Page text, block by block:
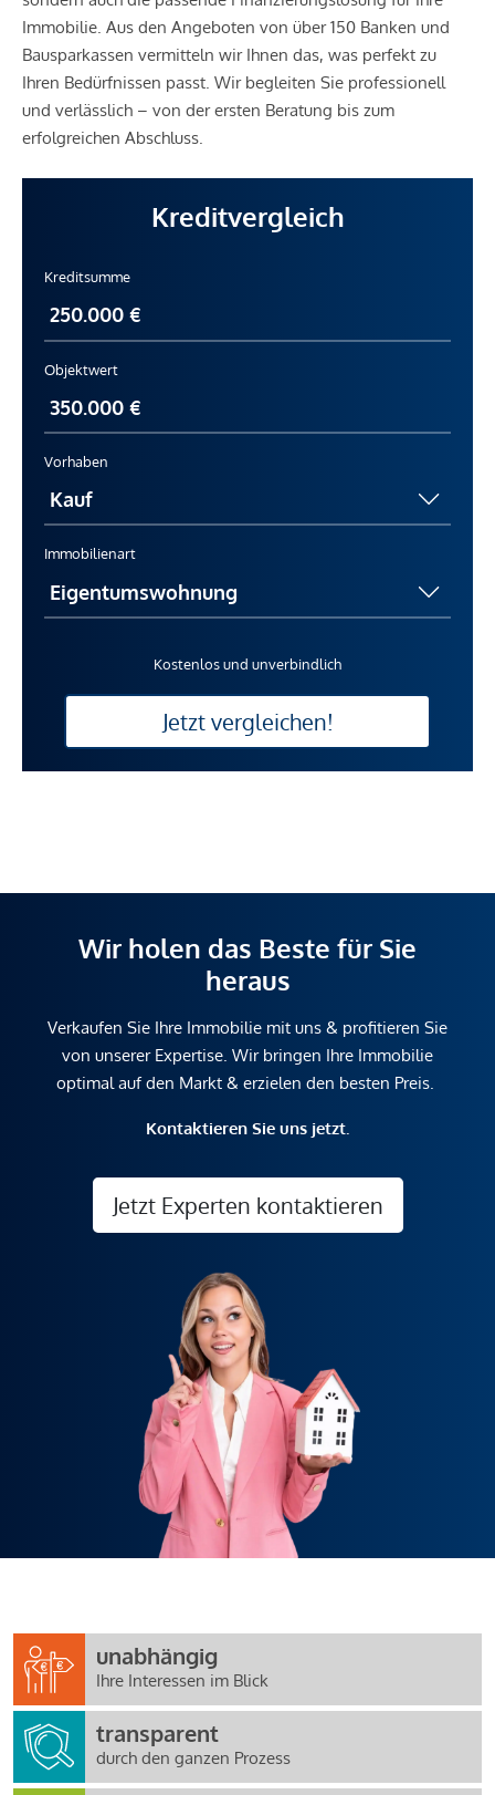
Immobilie. Aus den Angeboten von über 150 Banken und
Bausparkassen vermitteln wir Ihnen das, was perfekt zu
Ihren Bedürfnissen passt. Wir begleiten Sie professionell
und verlässlich – von der ersten Beratung bis zum
erfolgreichen Abschluss.
Kreditvergleich
Kreditsumme
Objektwert
Vorhaben
Immobilienart
Kostenlos und unverbindlich
Jetzt vergleichen!
Wir holen das Beste für Sie
heraus
Verkaufen Sie Ihre Immobilie mit uns & profitieren Sie
von unserer Expertise. Wir bringen Ihre Immobilie
optimal auf den Markt & erzielen den besten Preis.
Kontaktieren Sie uns jetzt.
Jetzt Experten kontaktieren
unabhängig
Ihre Interessen im Blick
transparent
durch den ganzen Prozess